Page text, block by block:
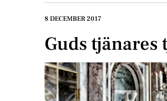
8 DECEMBER 2017
Guds